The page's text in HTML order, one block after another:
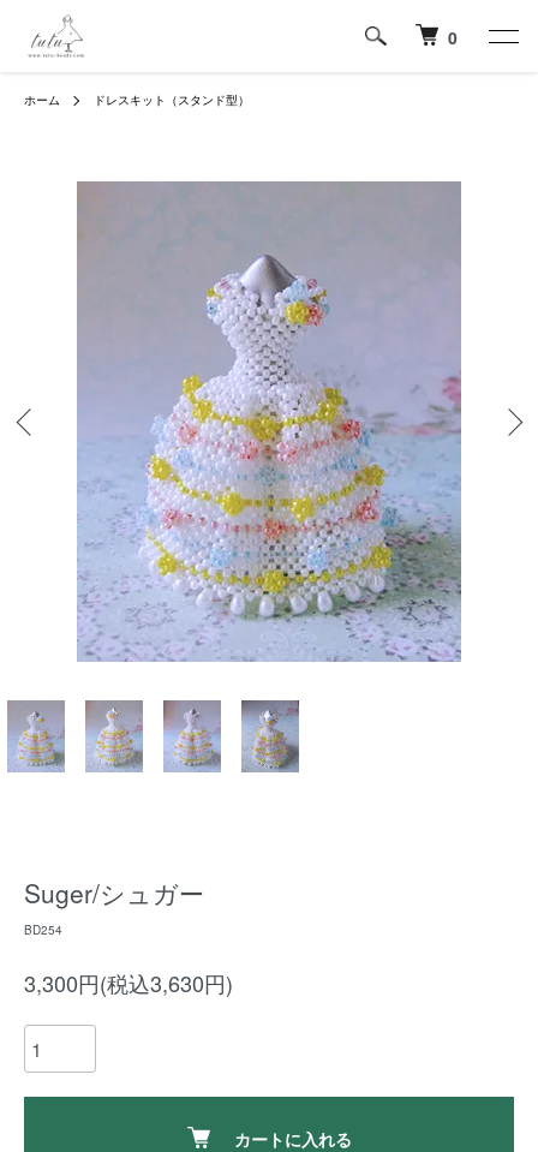
0
ホーム ドレスキット（スタンド型）
Suger/シュガー
BD254
3,300円(税込3,630円)
カートに入れる